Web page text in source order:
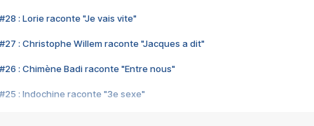
#28 : Lorie raconte "Je vais vite"
#27 : Christophe Willem raconte "Jacques a dit"
#26 : Chimène Badi raconte "Entre nous"
#25 : Indochine raconte "3e sexe"